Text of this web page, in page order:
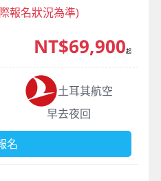
報名狀況為準)
土耳其航空
早去夜回
NT$69,900起
名